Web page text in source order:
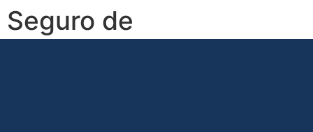
Seguro de